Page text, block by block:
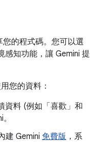
的程式碼。您可以選
感知功能，讓 Gemini 提
您的資料：
資料 (例如「喜歡」和
建 Gemini 免費版 ，系